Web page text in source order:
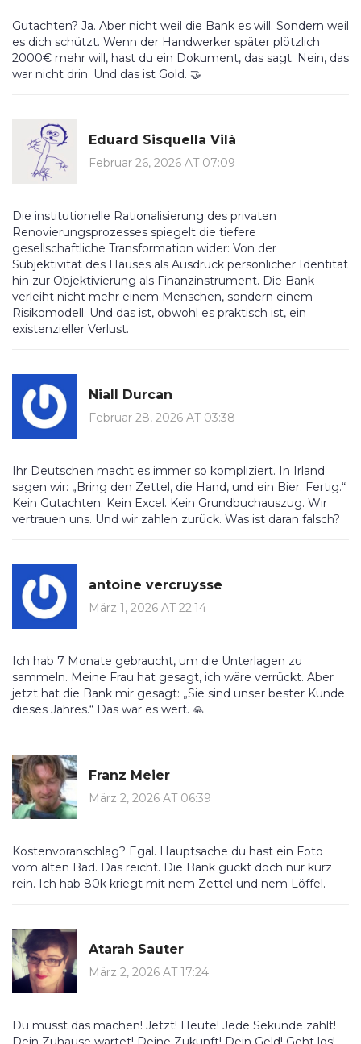
Gutachten? Ja. Aber nicht weil die Bank es will. Sondern weil
es dich schützt. Wenn der Handwerker später plötzlich
2000€ mehr will, hast du ein Dokument, das sagt: Nein, das
war nicht drin. Und das ist Gold. 🤝
Eduard Sisquella Vilà
Februar 26, 2026 AT 07:09
Die institutionelle Rationalisierung des privaten
Renovierungsprozesses spiegelt die tiefere
gesellschaftliche Transformation wider: Von der
Subjektivität des Hauses als Ausdruck persönlicher Identität
hin zur Objektivierung als Finanzinstrument. Die Bank
verleiht nicht mehr einem Menschen, sondern einem
Risikomodell. Und das ist, obwohl es praktisch ist, ein
existenzieller Verlust.
Niall Durcan
Februar 28, 2026 AT 03:38
Ihr Deutschen macht es immer so kompliziert. In Irland
sagen wir: „Bring den Zettel, die Hand, und ein Bier. Fertig.“
Kein Gutachten. Kein Excel. Kein Grundbuchauszug. Wir
vertrauen uns. Und wir zahlen zurück. Was ist daran falsch?
antoine vercruysse
März 1, 2026 AT 22:14
Ich hab 7 Monate gebraucht, um die Unterlagen zu
sammeln. Meine Frau hat gesagt, ich wäre verrückt. Aber
jetzt hat die Bank mir gesagt: „Sie sind unser bester Kunde
dieses Jahres.“ Das war es wert. 🙏
Franz Meier
März 2, 2026 AT 06:39
Kostenvoranschlag? Egal. Hauptsache du hast ein Foto
vom alten Bad. Das reicht. Die Bank guckt doch nur kurz
rein. Ich hab 80k kriegt mit nem Zettel und nem Löffel.
Atarah Sauter
März 2, 2026 AT 17:24
Du musst das machen! Jetzt! Heute! Jede Sekunde zählt!